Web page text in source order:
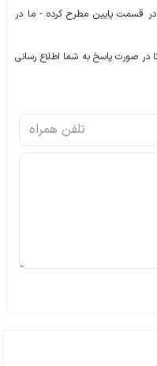
در قسمت پایین مطرح کرده - ما در
در صورت پاسخ به شما اطلاع رسانی